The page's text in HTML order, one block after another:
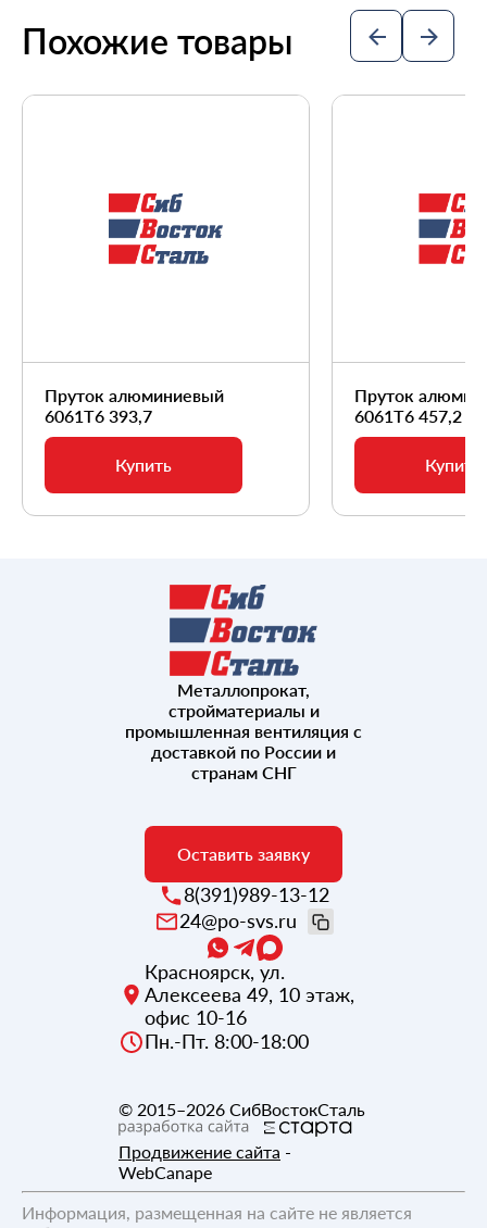
Похожие товары
Пруток алюминиевый
6061Т6 393,7
Купить
Пруток
6061Т6 457,2
Купить
Металлопрокат,
стройматериалы и
промышленная вентиляция с
доставкой по России и
странам СНГ
Оставить заявку
8(391)989-13-12
24@po-svs.ru
Красноярск, ул.
Алексеева 49, 10 этаж,
офис 10-16
Пн.-Пт. 8:00-18:00
© 2015–2026 СибВостокСталь
Продвижение сайта -
WebCanape
Информация, размещенная на сайте не является